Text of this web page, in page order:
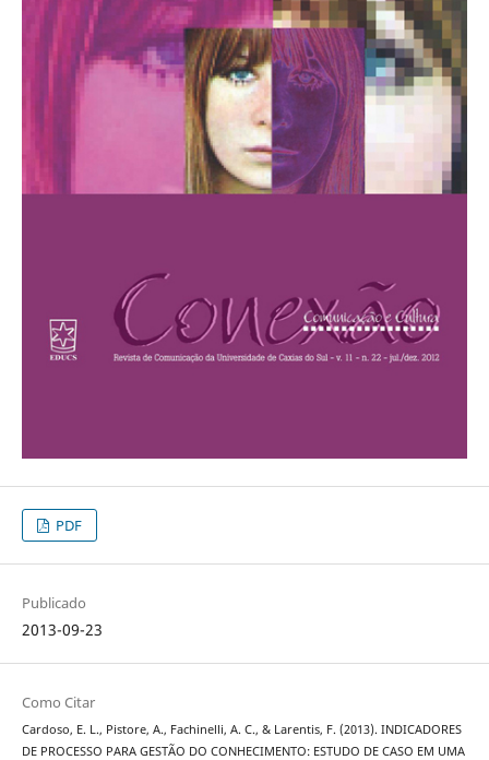
PDF
Publicado
2013-09-23
Como Citar
Cardoso, E. L., Pistore, A., Fachinelli, A. C., & Larentis, F. (2013). INDICADORES
DE PROCESSO PARA GESTÃO DO CONHECIMENTO: ESTUDO DE CASO EM UMA